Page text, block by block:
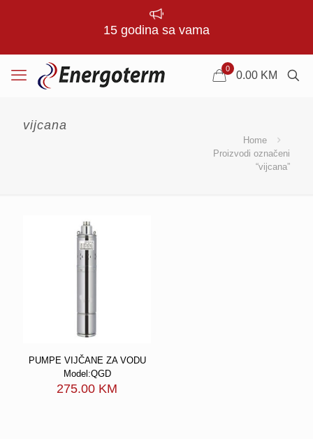
15 godina sa vama
0
0.00 KM
vijcana
Home
Proizvodi označeni
“vijcana”
PUMPE VIJČANE ZA VODU
Model:QGD
275.00 KM